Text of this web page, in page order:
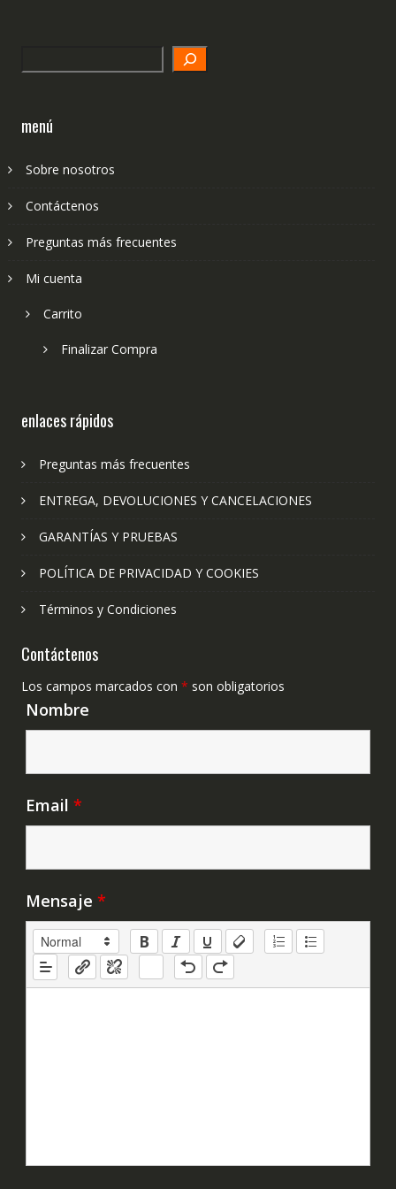
menú
Sobre nosotros
Contáctenos
Preguntas más frecuentes
Mi cuenta
Carrito
Finalizar Compra
enlaces rápidos
Preguntas más frecuentes
ENTREGA, DEVOLUCIONES Y CANCELACIONES
GARANTÍAS Y PRUEBAS
POLÍTICA DE PRIVACIDAD Y COOKIES
Términos y Condiciones
Contáctenos
Los campos marcados con * son obligatorios
Nombre
Email *
Mensaje *